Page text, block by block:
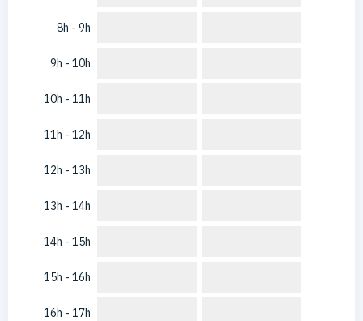
8h - 9h
9h - 10h
10h - 11h
11h - 12h
12h - 13h
13h - 14h
14h - 15h
15h - 16h
16h - 17h